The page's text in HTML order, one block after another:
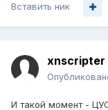
Вставить ник
xnscripter
И такой момент -